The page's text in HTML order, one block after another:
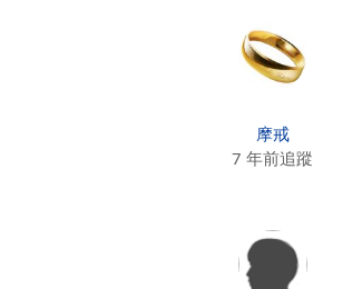
摩戒
7 年前追蹤